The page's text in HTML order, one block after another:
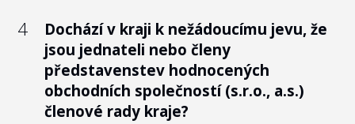
Transparentního Česka jsme 2 předchozí
otázky hodnotili samostatně, proto je zde
hodnocen Zindex podle 8 zbylých kritérií.
Zindex hodnotí praxi zadávání veřejných
na webu zveřejnit také vnitřní předpis. Ten
může posílit informovanost potenciálního
oznamovatele, který si zde ověří detaily
nastavení vnitřního oznamovacího
4
Dochází v kraji k nežádoucímu jevu, že
jsou jednateli nebo členy
představenstev hodnocených
obchodních společností (s.r.o., a.s.)
členové rady kraje?